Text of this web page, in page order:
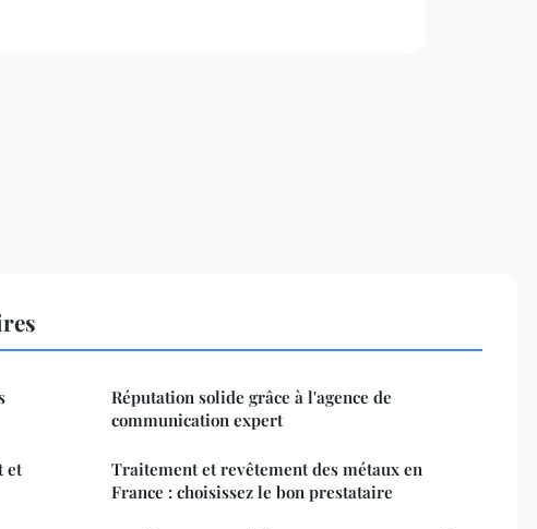
et
Réputation solide grâce à l'agence de
communication expert
Traitement et revêtement des métaux en
France : choisissez le bon prestataire